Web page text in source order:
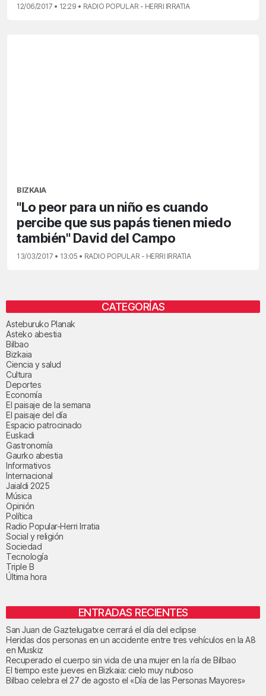
12/06/2017 • 12:29 • RADIO POPULAR - HERRI IRRATIA
BIZKAIA
"Lo peor para un niño es cuando
percibe que sus papás tienen miedo
también" David del Campo
13/03/2017 • 13:05 • RADIO POPULAR - HERRI IRRATIA
CATEGORÍAS
Asteburuko Planak
Asteko abestia
Bilbao
Bizkaia
Ciencia y salud
Cultura
Deportes
Economía
El paisaje de la semana
El paisaje del día
Espacio patrocinado
Euskadi
Gastronomía
Gaurko abestia
Informativos
Internacional
Jaialdi 2025
Música
Opinión
Política
Radio Popular-Herri Irratia
Social y religión
Sociedad
Tecnología
Triple B
Última hora
ENTRADAS RECIENTES
San Juan de Gaztelugatxe cerrará el día del eclipse
Heridas dos personas en un accidente entre tres vehículos en la A8
en Muskiz
Recuperado el cuerpo sin vida de una mujer en la ría de Bilbao
El tiempo este jueves en Bizkaia: cielo muy nuboso
Bilbao celebra el 27 de agosto el «Día de las Personas Mayores»